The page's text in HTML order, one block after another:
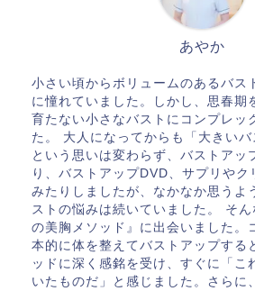
あやか
小さい頃からボリュームのあるバス
に憧れていました。しかし、思春期
育たない小さなバストにコンプレッ
た。 大人になってからも「大きいバ
という思いは変わらず、バストアッ
り、バストアップDVD、サプリやク
みたりしましたが、なかなか思うよ
ストの悩みは続いていました。 そ
の美胸メソッド』に出会いました。
本的に体を整えてバストアップする
ッドに深く感銘を受け、すぐに「こ
いたものだ」と感じました。さらに